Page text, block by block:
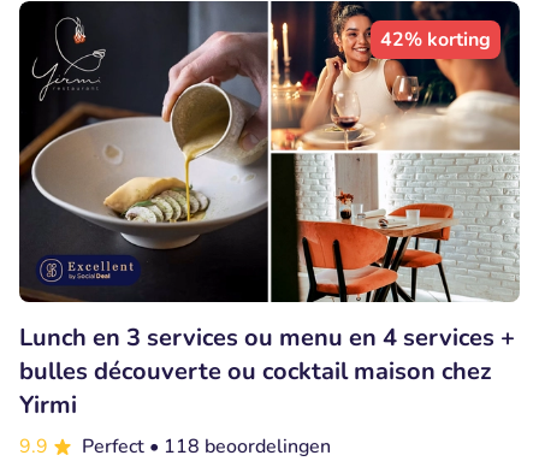
42% korting
Lunch en 3 services ou menu en 4 services +
bulles découverte ou cocktail maison chez
Yirmi
9.9 Perfect • 118 beoordelingen